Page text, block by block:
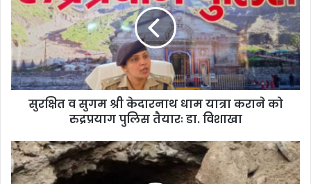
सुरक्षित व सुगम श्री केदारनाथ धाम यात्रा कराने को
रुद्रप्रयाग पुलिस तैयारः डा. विशाखा